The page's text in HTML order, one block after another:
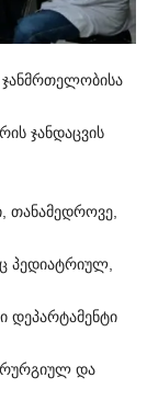
ჯანმრთელობისა
ჯანდაცვის
თანამედროვე,
პედიატრიულ,
დეპარტამენტი
და